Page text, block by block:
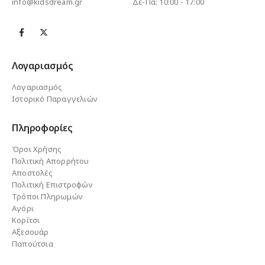
Λογαριασμός
Λογαριασμός
Ιστορικό Παραγγελιών
Πληροφορίες
Όροι Χρήσης
Πολιτική Απορρήτου
Αποστολές
Πολιτική Επιστροφών
Τρόποι Πληρωμών
Αγόρι
Κορίτσι
Αξεσουάρ
Παπούτσια